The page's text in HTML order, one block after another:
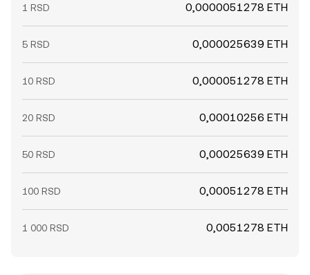
1 RSD 0,0000051278 ETH
5 RSD 0,000025639 ETH
10 RSD 0,000051278 ETH
20 RSD 0,00010256 ETH
50 RSD 0,00025639 ETH
100 RSD 0,00051278 ETH
1 000 RSD 0,0051278 ETH